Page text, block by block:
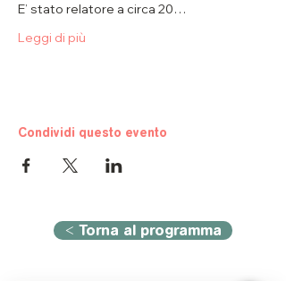
E’ stato relatore a circa 20…
Leggi di più
Condividi questo evento
< Torna al programma